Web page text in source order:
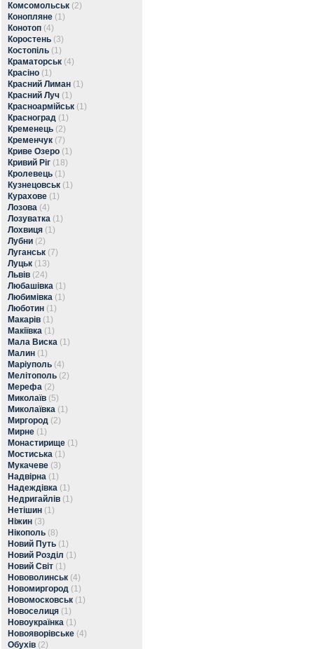
Комсомольськ (2)
Конопляне (1)
Конотоп (4)
Коростень (3)
Костопіль (1)
Краматорськ (4)
Красіно (1)
Красний Лиман (1)
Красний Луч (1)
Красноармійськ (1)
Красноград (1)
Кременець (2)
Кременчук (7)
Криве Озеро (1)
Кривий Ріг (18)
Кролевець (1)
Кузнецовськ (1)
Курахове (1)
Лозова (4)
Лозуватка (1)
Лохвиця (1)
Лубни (2)
Луганськ (7)
Луцьк (13)
Львів (24)
Любашівка (1)
Любимівка (1)
Люботин (1)
Макарів (1)
Макіївка (1)
Мала Виска (1)
Малин (1)
Маріуполь (4)
Мелітополь (2)
Мерефа (2)
Миколаїв (5)
Миколаївка (1)
Миргород (2)
Мирне (1)
Монастирище (1)
Мостиська (1)
Мукачеве (3)
Надвірна (1)
Надеждівка (1)
Недригайлів (1)
Нетішин (1)
Ніжин (3)
Нікополь (8)
Новий Путь (1)
Новий Розділ (1)
Новий Світ (1)
Нововолинськ (4)
Новомиргород (1)
Новомосковськ (1)
Новоселиця (1)
Новоукраїнка (1)
Новояворівське (4)
Обухів (2)